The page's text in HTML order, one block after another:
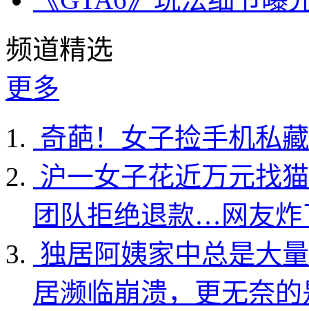
频道精选
更多
奇葩！女子捡手机私
沪一女子花近万元找
团队拒绝退款…网友炸
独居阿姨家中总是大
居濒临崩溃，更无奈